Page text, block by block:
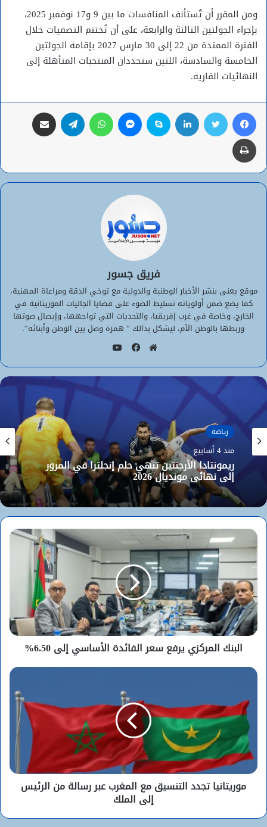
ومن المقرر أن تُستأنف المنافسات ما بين 9 و17 نوفمبر 2025،
بإجراء الجولتين الثالثة والرابعة، على أن تُختتم التصفيات خلال
الفترة الممتدة من 22 إلى 30 مارس 2027 بإقامة الجولتين
الخامسة والسادسة، اللتين ستحددان المنتخبات المتأهلة إلى
النهائيات القارية.
فيسبوك تويتر لينكدإن سكايب ماسنجر واتساب تيلقرام
طباعة
فريق جسور
موقع يعنى بنشر الأخبار الوطنية والدولية مع توخي الدقة ومراعاة المهنية،
كما يضع ضمن أولوياته تسليط الضوء على قضايا الجاليات الموريتانية في
الخارج، وخاصة في غرب إفريقيا، والتحديات التي تواجهها، وإيصال صوتها
وربطها بالوطن الأم، ليشكل بذالك ” همزة وصل بين الوطن وأبنائه”.
الويب
رياضة
منذ 4 أسابيع
ريمونتادا الأرجنتين تنهي حلم إنجلترا في المرور
إلى نهائي مونديال 2026
البنك المركزي يرفع سعر الفائدة الأساسي إلى 6.50%
موريتانيا تجدد التنسيق مع المغرب عبر رسالة من الرئيس
إلى الملك